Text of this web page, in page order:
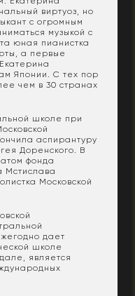
виртуоз, но
с огромным
музыкой с
юная пианистка
а первые
Японии. С тех пор
чем в 30 странах
школе при
аспирантуру
Доренского. В
фонда
Мстислава
Московской
дает
школе
является